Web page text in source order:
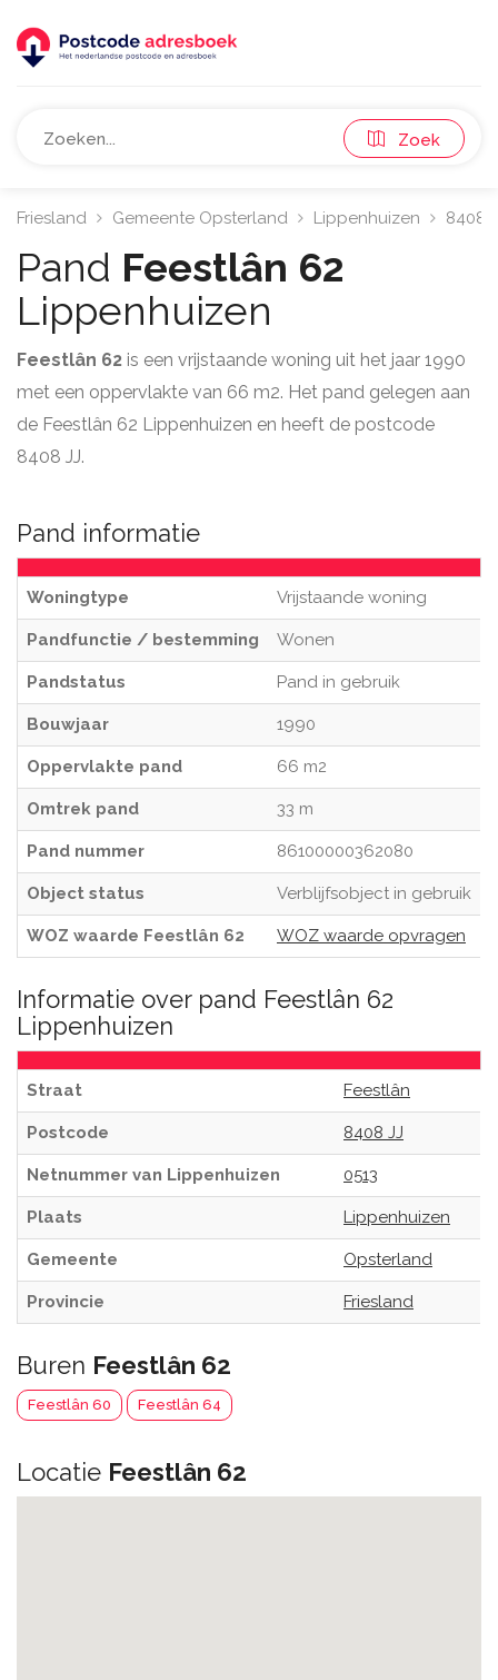
Zoek
Friesland Gemeente Opsterland Lippenhuizen 8408
Pand Feestlân 62
Lippenhuizen
Feestlân 62 is een vrijstaande woning uit het jaar 1990
met een oppervlakte van 66 m2. Het pand gelegen aan
de Feestlân 62 Lippenhuizen en heeft de postcode
8408 JJ.
Pand informatie
Woningtype Vrijstaande woning
Pandfunctie / bestemming Wonen
Pandstatus Pand in gebruik
Bouwjaar 1990
Oppervlakte pand 66 m2
Omtrek pand 33 m
Pand nummer 86100000362080
Object status Verblijfsobject in gebruik
WOZ waarde Feestlân 62 WOZ waarde opvragen
Informatie over pand Feestlân 62
Lippenhuizen
Straat Feestlân
Postcode 8408 JJ
Netnummer van Lippenhuizen 0513
Plaats Lippenhuizen
Gemeente Opsterland
Provincie Friesland
Buren Feestlân 62
Feestlân 60 Feestlân 64
Locatie Feestlân 62